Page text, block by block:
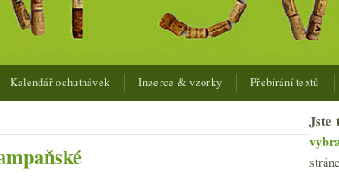
Kalendář ochutnávek Inzerce & vzorky Přebírání textů
Jste